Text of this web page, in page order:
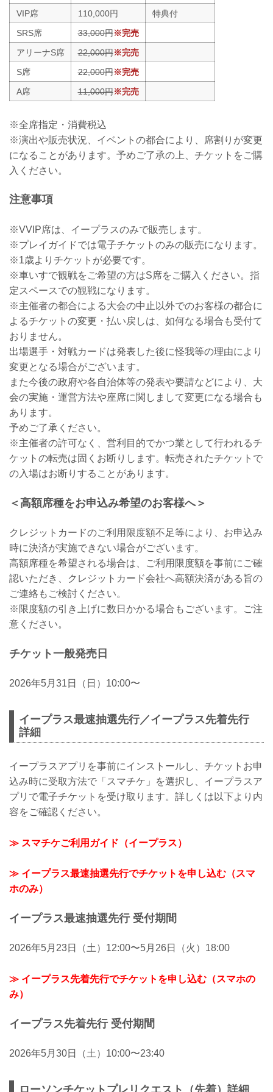
VIP席
110,000円
特典付
SRS席
33,000円※完売
アリーナS席
22,000円※完売
S席
22,000円※完売
A席
11,000円※完売
※全席指定・消費税込
※演出や販売状況、イベントの都合により、席割りが変更
になることがあります。予めご了承の上、チケットをご購
入ください。
注意事項
※VVIP席は、イープラスのみで販売します。
※プレイガイドでは電子チケットのみの販売になります。
※1歳よりチケットが必要です。
※車いすで観戦をご希望の方はS席をご購入ください。指
定スペースでの観戦になります。
※主催者の都合による大会の中止以外でのお客様の都合に
よるチケットの変更・払い戻しは、如何なる場合も受付て
おりません。
出場選手・対戦カードは発表した後に怪我等の理由により
変更となる場合がございます。
また今後の政府や各自治体等の発表や要請などにより、大
会の実施・運営方法や座席に関しまして変更になる場合も
あります。
予めご了承ください。
※主催者の許可なく、営利目的でかつ業として行われるチ
ケットの転売は固くお断りします。転売されたチケットで
の入場はお断りすることがあります。
＜高額席種をお申込み希望のお客様へ＞
クレジットカードのご利用限度額不足等により、お申込み
時に決済が実施できない場合がございます。
高額席種を希望される場合は、ご利用限度額を事前にご確
認いただき、クレジットカード会社へ高額決済がある旨の
ご連絡もご検討ください。
※限度額の引き上げに数日かかる場合もございます。ご注
意ください。
チケット一般発売日
2026年5月31日（日）10:00〜
イープラス最速抽選先行／イープラス先着先行
詳細
イープラスアプリを事前にインストールし、チケットお申
込み時に受取方法で「スマチケ」を選択し、イープラスア
プリで電子チケットを受け取ります。詳しくは以下より内
容をご確認ください。
≫ スマチケご利用ガイド（イープラス）
≫ イープラス最速抽選先行でチケットを申し込む（スマ
ホのみ）
イープラス最速抽選先行 受付期間
2026年5月23日（土）12:00〜5月26日（火）18:00
≫ イープラス先着先行でチケットを申し込む（スマホの
み）
イープラス先着先行 受付期間
2026年5月30日（土）10:00〜23:40